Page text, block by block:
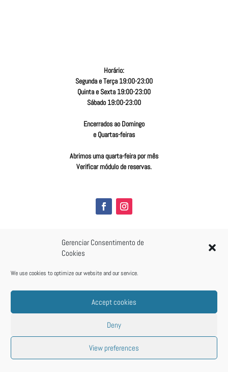
Gerenciar Consentimento de
Cookies
We use cookies to optimize our website and our service.
Accept cookies
Deny
View preferences
Horário:
Segunda e Terça 19:00-23:00
Quinta e Sexta 19:00-23:00
Sábado 19:00-23:00
Encerrados ao Domingo
e Quartas-feiras
Abrimos uma quarta-feira por mês
Verificar módulo de reservas.